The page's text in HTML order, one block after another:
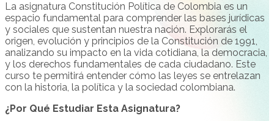
La asignatura Constitución Política de Colombia es un
espacio fundamental para comprender las bases jurídicas
y sociales que sustentan nuestra nación. Explorarás el
origen, evolución y principios de la Constitución de 1991,
analizando su impacto en la vida cotidiana, la democracia,
y los derechos fundamentales de cada ciudadano. Este
curso te permitirá entender cómo las leyes se entrelazan
con la historia, la política y la sociedad colombiana.
¿Por Qué Estudiar Esta Asignatura?